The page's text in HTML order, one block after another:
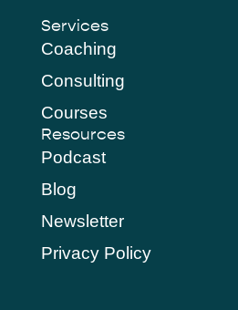
Services
Coaching
Consulting
Courses
Resources
Podcast
Blog
Newsletter
Privacy Policy